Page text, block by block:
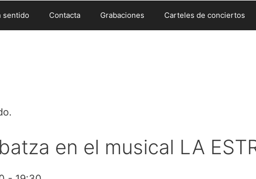
sentido Contacta Grabaciones Carteles de conciertos
en el musical LA